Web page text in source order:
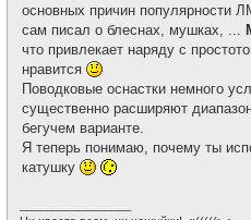
основных причин популярности
сам писал о блеснах, мушках, ...
что привлекает наряду с
нравится
Поводковые оснастки немного
существенно расширяют
бегучем варианте.
Я теперь понимаю, почему ты
катушку